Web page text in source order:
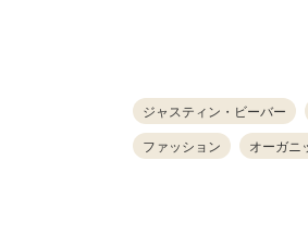
ジャスティン・ビーバー
ファッション
オーガニ